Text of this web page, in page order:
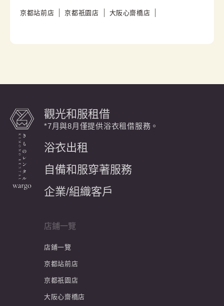
京都站前店 京都祇園店 大阪心齋橋店
觀光和服租借
*7月與8月僅提供浴衣租借服務。
浴衣出租
自備和服穿著服務
企業/組織客戶
店鋪一覽
店鋪一覽
京都站前店
京都祇園店
大阪心齋橋店